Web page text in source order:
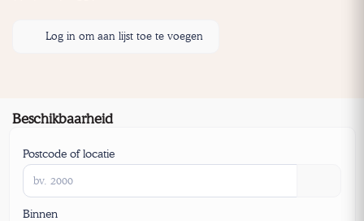
Log in om aan lijst toe te voegen
Beschikbaarheid
Postcode of locatie
Binnen